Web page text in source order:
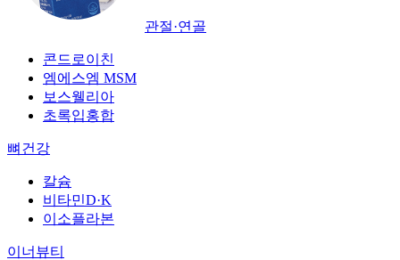
관절·연골
콘드로이친
엠에스엠 MSM
보스웰리아
초록입홍합
뼈건강
칼슘
비타민D·K
이소플라본
이너뷰티